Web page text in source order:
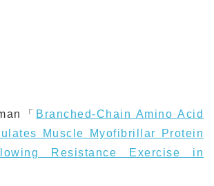
「 Branched-Chain Amino Acid
Muscle Myofibrillar Protein
Resistance Exercise in